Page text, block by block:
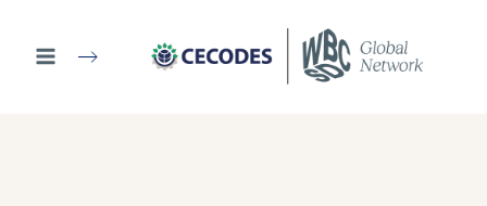
contenido